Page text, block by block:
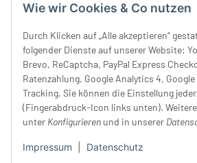
Wie wir Cookies & Co nutzen
Durch Klicken auf „Alle akzeptieren“
folgender Dienste auf unserer Website:
Brevo, ReCaptcha, PayPal Express
Ratenzahlung, Google Analytics 4,
Tracking. Sie können die Einstellung
(Fingerabdruck-Icon links unten).
unter Konfigurieren und in unserer
Impressum Datenschutz
Donnerstag:
10 - 18
Samstag:
10 - 14
Unser Service
Rechtliches